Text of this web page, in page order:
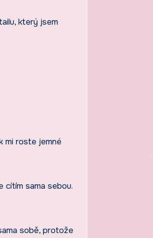
který jsem
mi roste jemné
cítím sama sebou.
sobě, protože